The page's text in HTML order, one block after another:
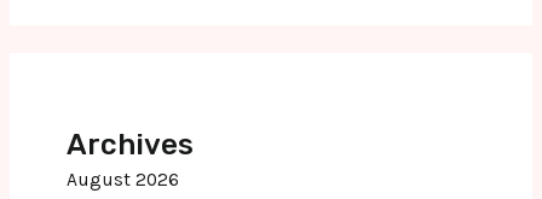
Archives
August 2026